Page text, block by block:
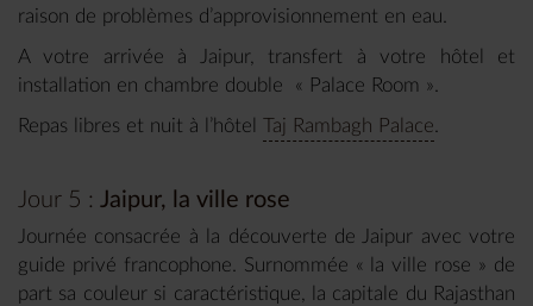
raison de problèmes d’approvisionnement en eau.
A votre arrivée à Jaipur, transfert à votre hôtel et
installation en chambre double « Palace Room ».
Repas libres et nuit à l’hôtel Taj Rambagh Palace
Jour 5 : Jaipur, la ville rose
Journée consacrée à la découverte de Jaipur avec votre
guide privé francophone. Surnommée « la ville rose » de
part sa couleur si caractéristique, la capitale du Rajasthan